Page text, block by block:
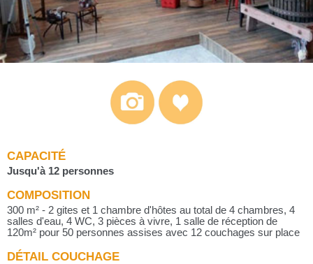
CAPACITÉ
Jusqu'à 12 personnes
COMPOSITION
300 m² - 2 gites et 1 chambre d'hôtes au total de 4 chambres, 4
salles d'eau, 4 WC, 3 pièces à vivre, 1 salle de réception de
120m² pour 50 personnes assises avec 12 couchages sur place
DÉTAIL COUCHAGE